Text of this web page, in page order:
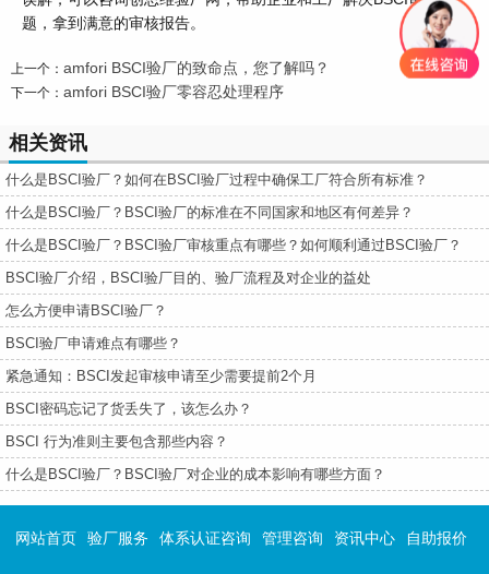
题，拿到满意的审核报告。
上一个： amfori BSCI验厂的致命点，您了解吗？
下一个： amfori BSCI验厂零容忍处理程序
相关资讯
什么是BSCI验厂？如何在BSCI验厂过程中确保工厂符合所有标准？
什么是BSCI验厂？BSCI验厂的标准在不同国家和地区有何差异？
什么是BSCI验厂？BSCI验厂审核重点有哪些？如何顺利通过BSCI验厂？
BSCI验厂介绍，BSCI验厂目的、验厂流程及对企业的益处
怎么方便申请BSCI验厂？
BSCI验厂申请难点有哪些？
紧急通知：BSCI发起审核申请至少需要提前2个月
BSCI密码忘记了货丢失了，该怎么办？
BSCI 行为准则主要包含那些内容？
什么是BSCI验厂？BSCI验厂对企业的成本影响有哪些方面？
网站首页 验厂服务 体系认证咨询 管理咨询 资讯中心 自助报价